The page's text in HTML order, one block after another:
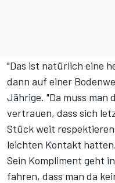
"Das ist natürlich eine
dann auf einer
Jährige. "Da muss
vertrauen, dass sich
Stück weit
leichten Kontakt
Sein Kompliment geht
fahren, dass man da